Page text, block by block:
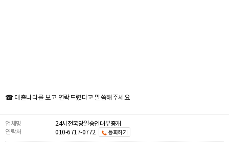
☎ 대출나라를 보고 연락드렸다고 말씀해주세요
업체명
24시전국당일승인대부중개
연락처
010-6717-0772 통화하기